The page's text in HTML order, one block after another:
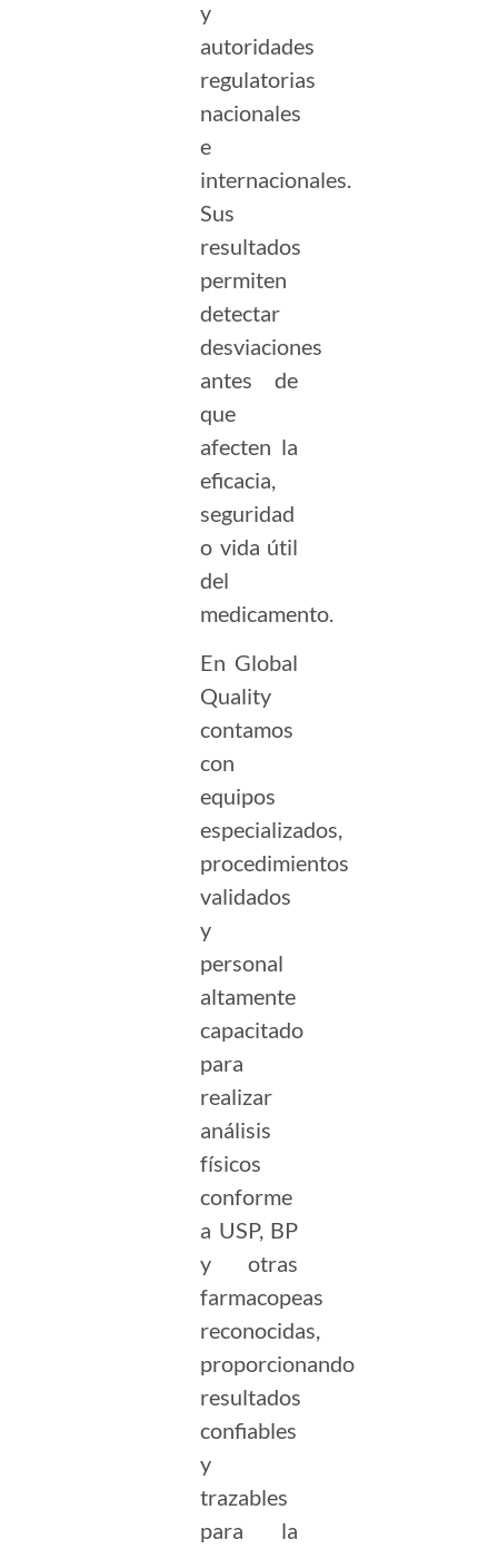
y
autoridades
regulatorias
nacionales
e
internacionales.
Sus
resultados
permiten
detectar
desviaciones
antes de
que
afecten la
eficacia,
seguridad
o vida útil
del
medicamento.
En Global
Quality
contamos
con
equipos
especializados,
procedimientos
validados
y
personal
altamente
capacitado
para
realizar
análisis
físicos
conforme
a USP, BP
y otras
farmacopeas
reconocidas,
proporcionando
resultados
confiables
y
trazables
para la